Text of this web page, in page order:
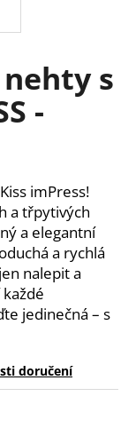
s
-
imPress!
a třpytivých
a elegantní
a rychlá
nalepit a
jedinečná – s
doručení